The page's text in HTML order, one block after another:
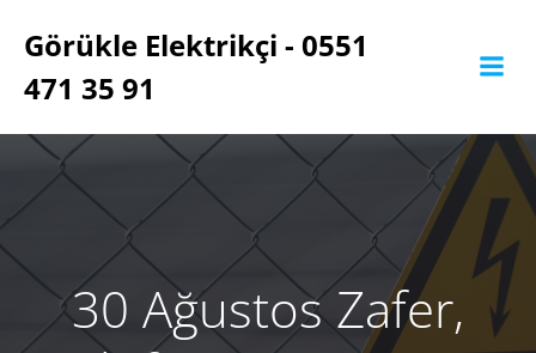
geç
Görükle Elektrikçi - 0551
471 35 91
30 Ağustos Zafer,